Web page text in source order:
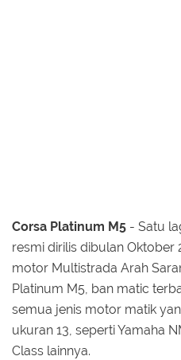
Corsa Platinum M5 - Satu
resmi dirilis dibulan Oktober
motor Multistrada Arah
Platinum M5, ban matic
semua jenis motor matik
ukuran 13, seperti Yamaha
Class lainnya.